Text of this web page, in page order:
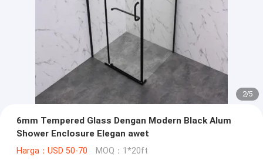
2/5
6mm Tempered Glass Dengan Modern Black Alum
Shower Enclosure Elegan awet
Harga：USD 50-70 MOQ：1*20ft